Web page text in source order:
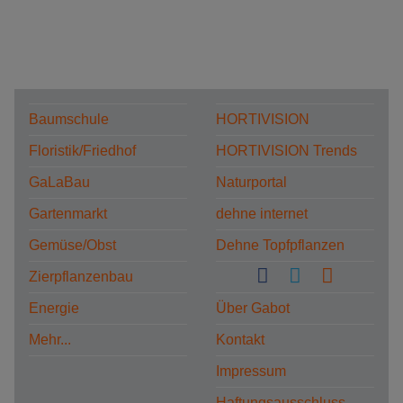
Baumschule
Floristik/Friedhof
GaLaBau
Gartenmarkt
Gemüse/Obst
Zierpflanzenbau
Energie
Mehr...
HORTIVISION
HORTIVISION Trends
Naturportal
dehne internet
Dehne Topfpflanzen
Über Gabot
Kontakt
Impressum